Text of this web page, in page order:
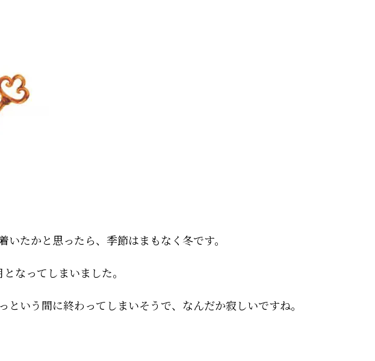
たかと思ったら、季節はまもなく冬です。
なってしまいました。
という間に終わってしまいそうで、なんだか寂しいですね。